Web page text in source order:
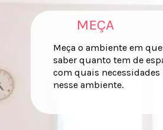
MEÇA
Meça o ambiente em
saber quanto tem de
com quais
nesse ambiente.